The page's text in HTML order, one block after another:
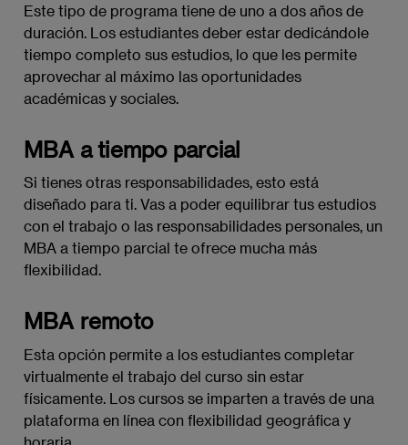
Este tipo de programa tiene de uno a dos años de
duración. Los estudiantes deber estar dedicándole
tiempo completo sus estudios, lo que les permite
aprovechar al máximo las oportunidades
académicas y sociales.
MBA a tiempo parcial
Si tienes otras responsabilidades, esto está
diseñado para ti. Vas a poder equilibrar tus estudios
con el trabajo o las responsabilidades personales, un
MBA a tiempo parcial te ofrece mucha más
flexibilidad.
MBA remoto
Esta opción permite a los estudiantes completar
virtualmente el trabajo del curso sin estar
físicamente. Los cursos se imparten a través de una
plataforma en línea con flexibilidad geográfica y